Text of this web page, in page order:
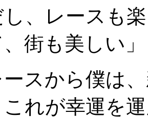
、レースも
街も美しい」
ースから僕は
れが幸運を